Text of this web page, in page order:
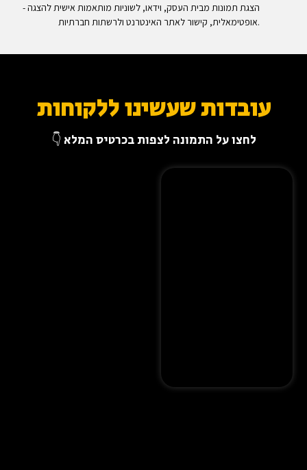
- הצגת תמונות מבית העסק, וידאו, לשוניות מותאמות אישית להצגה
אופטימאלית, קישור לאתר האינטרנט ולרשתות חברתיות.
עובדות שעשינו ללקוחות
לחצו על התמונה לצפות בכרטיס המלא 👇